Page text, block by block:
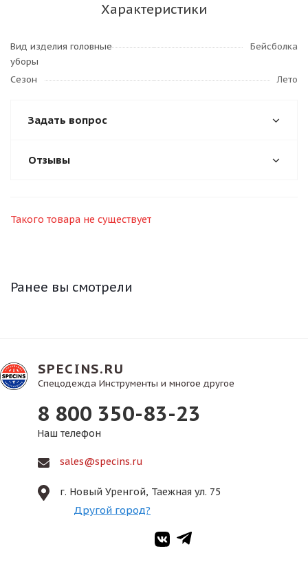
Характеристики
Вид изделия головные
уборы
Бейсболка
Сезон Лето
Задать вопрос
Отзывы
Такого товара не существует
Ранее вы смотрели
SPECINS.RU
Спецодежда Инструменты и многое другое
8 800 350-83-23
Наш телефон
sales@specins.ru
г. Новый Уренгой, Таежная ул. 75
Другой город?